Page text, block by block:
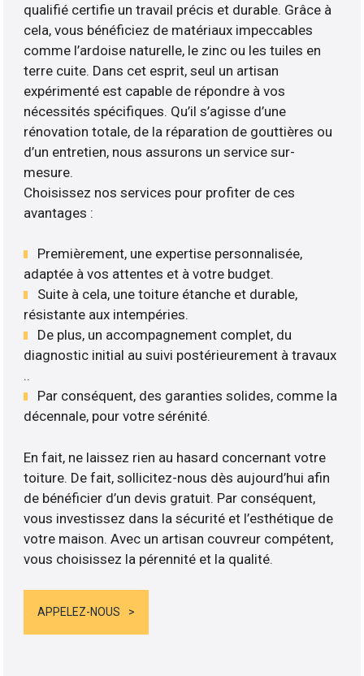
qualifié certifie un travail précis et durable. Grâce à
cela, vous bénéficiez de matériaux impeccables
comme l’ardoise naturelle, le zinc ou les tuiles en
terre cuite. Dans cet esprit, seul un artisan
expérimenté est capable de répondre à vos
nécessités spécifiques. Qu’il s’agisse d’une
rénovation totale, de la réparation de gouttières ou
d’un entretien, nous assurons un service sur-
mesure.
Choisissez nos services pour profiter de ces
avantages :
Premièrement, une expertise personnalisée,
adaptée à vos attentes et à votre budget.
Suite à cela, une toiture étanche et durable,
résistante aux intempéries.
De plus, un accompagnement complet, du
diagnostic initial au suivi postérieurement à travaux
..
Par conséquent, des garanties solides, comme la
décennale, pour votre sérénité.
En fait, ne laissez rien au hasard concernant votre
toiture. De fait, sollicitez-nous dès aujourd’hui afin
de bénéficier d’un devis gratuit. Par conséquent,
vous investissez dans la sécurité et l’esthétique de
votre maison. Avec un artisan couvreur compétent,
vous choisissez la pérennité et la qualité.
APPELEZ-NOUS